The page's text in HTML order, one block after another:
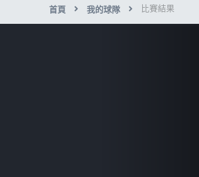
首頁 我的球隊 比賽結果